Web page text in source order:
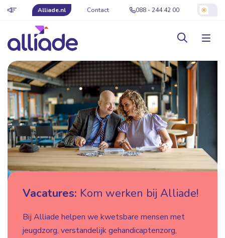
Alliade.nl Contact 088 - 244 42 00
Vacatures: Kom werken bij Alliade!
Bij Alliade helpen we kwetsbare mensen met
jeugdzorg, verstandelijk gehandicaptenzorg,